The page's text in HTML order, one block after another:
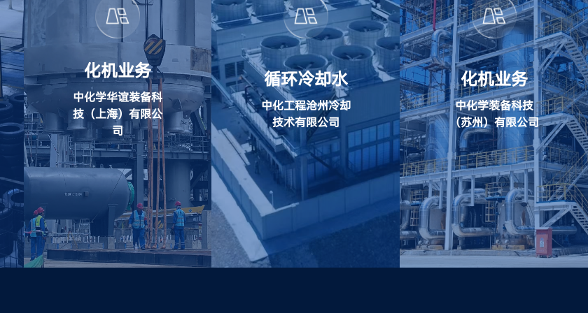
化机业务
中化学华谊装备科
技（上海）有限公
司
循环冷却水
中化工程沧州冷却
技术有限公司
化机业务
中化学装备科技
（苏州）有限公司